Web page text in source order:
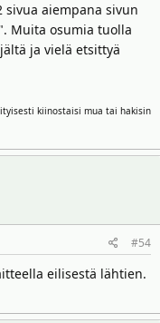
aiempana sivun
Muita osumia tuolla
ja vielä etsittyä
kiinostaisi mua tai hakisin
#54
eilisestä lähtien.